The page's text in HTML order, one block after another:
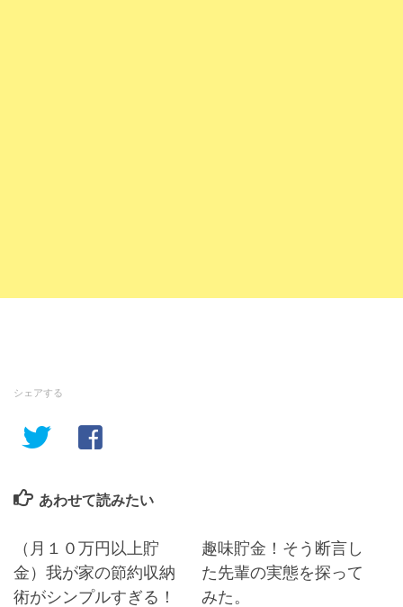
シェアする
あわせて読みたい
（月１０万円以上貯
金）我が家の節約収納
術がシンプルすぎる！
趣味貯金！そう断言し
た先輩の実態を探って
みた。